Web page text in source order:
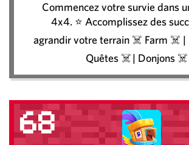
Commencez votre survie dans
4x4. ⭐️ Accomplissez des
agrandir votre terrain ☠️ Farm ☠️
Quêtes ☠️ | Donjons ☠️
68